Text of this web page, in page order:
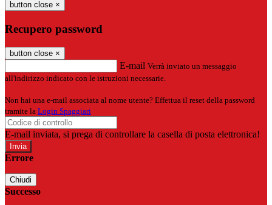
button close ×
Recupero password
button close ×
E-mail Verrà inviato un messaggio
all'indirizzo indicato con le istruzioni necessarie.
Non hai una e-mail associata al nome utente? Effettua il reset della password
tramite la Login Spaggiari
E-mail inviata, si prega di controllare la casella di posta elettronica!
Errore
Chiudi
Successo